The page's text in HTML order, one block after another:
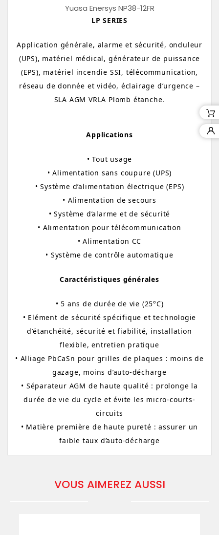
Yuasa Enersys NP38-12FR
LP SERIES
Application générale, alarme et sécurité, onduleur
(UPS), matériel médical, générateur de puissance
(EPS), matériel incendie SSI, télécommunication,
réseau de donnée et vidéo, éclairage d’urgence –
SLA AGM VRLA Plomb étanche.
Applications
• Tout usage
• Alimentation sans coupure (UPS)
• Système d’alimentation électrique (EPS)
• Alimentation de secours
• Système d’alarme et de sécurité
• Alimentation pour télécommunication
• Alimentation CC
• Système de contrôle automatique
Caractéristiques générales
• 5 ans de durée de vie (25°C)
• Elément de sécurité spécifique et technologie
d’étanchéité, sécurité et fiabilité, installation
flexible, entretien pratique
• Alliage PbCaSn pour grilles de plaques : moins de
gazage, moins d’auto-décharge
• Séparateur AGM de haute qualité : prolonge la
durée de vie du cycle et évite les micro-courts-
circuits
• Matière première de haute pureté : assurer un
faible taux d’auto-décharge
VOUS AIMEREZ AUSSI